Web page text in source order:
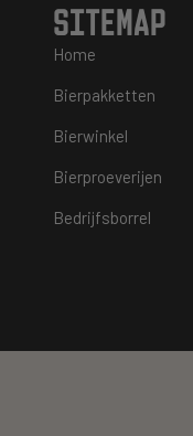
SITEMAP
Home
Bierpakketten
Bierwinkel
Bierproeverijen
Bedrijfsborrel